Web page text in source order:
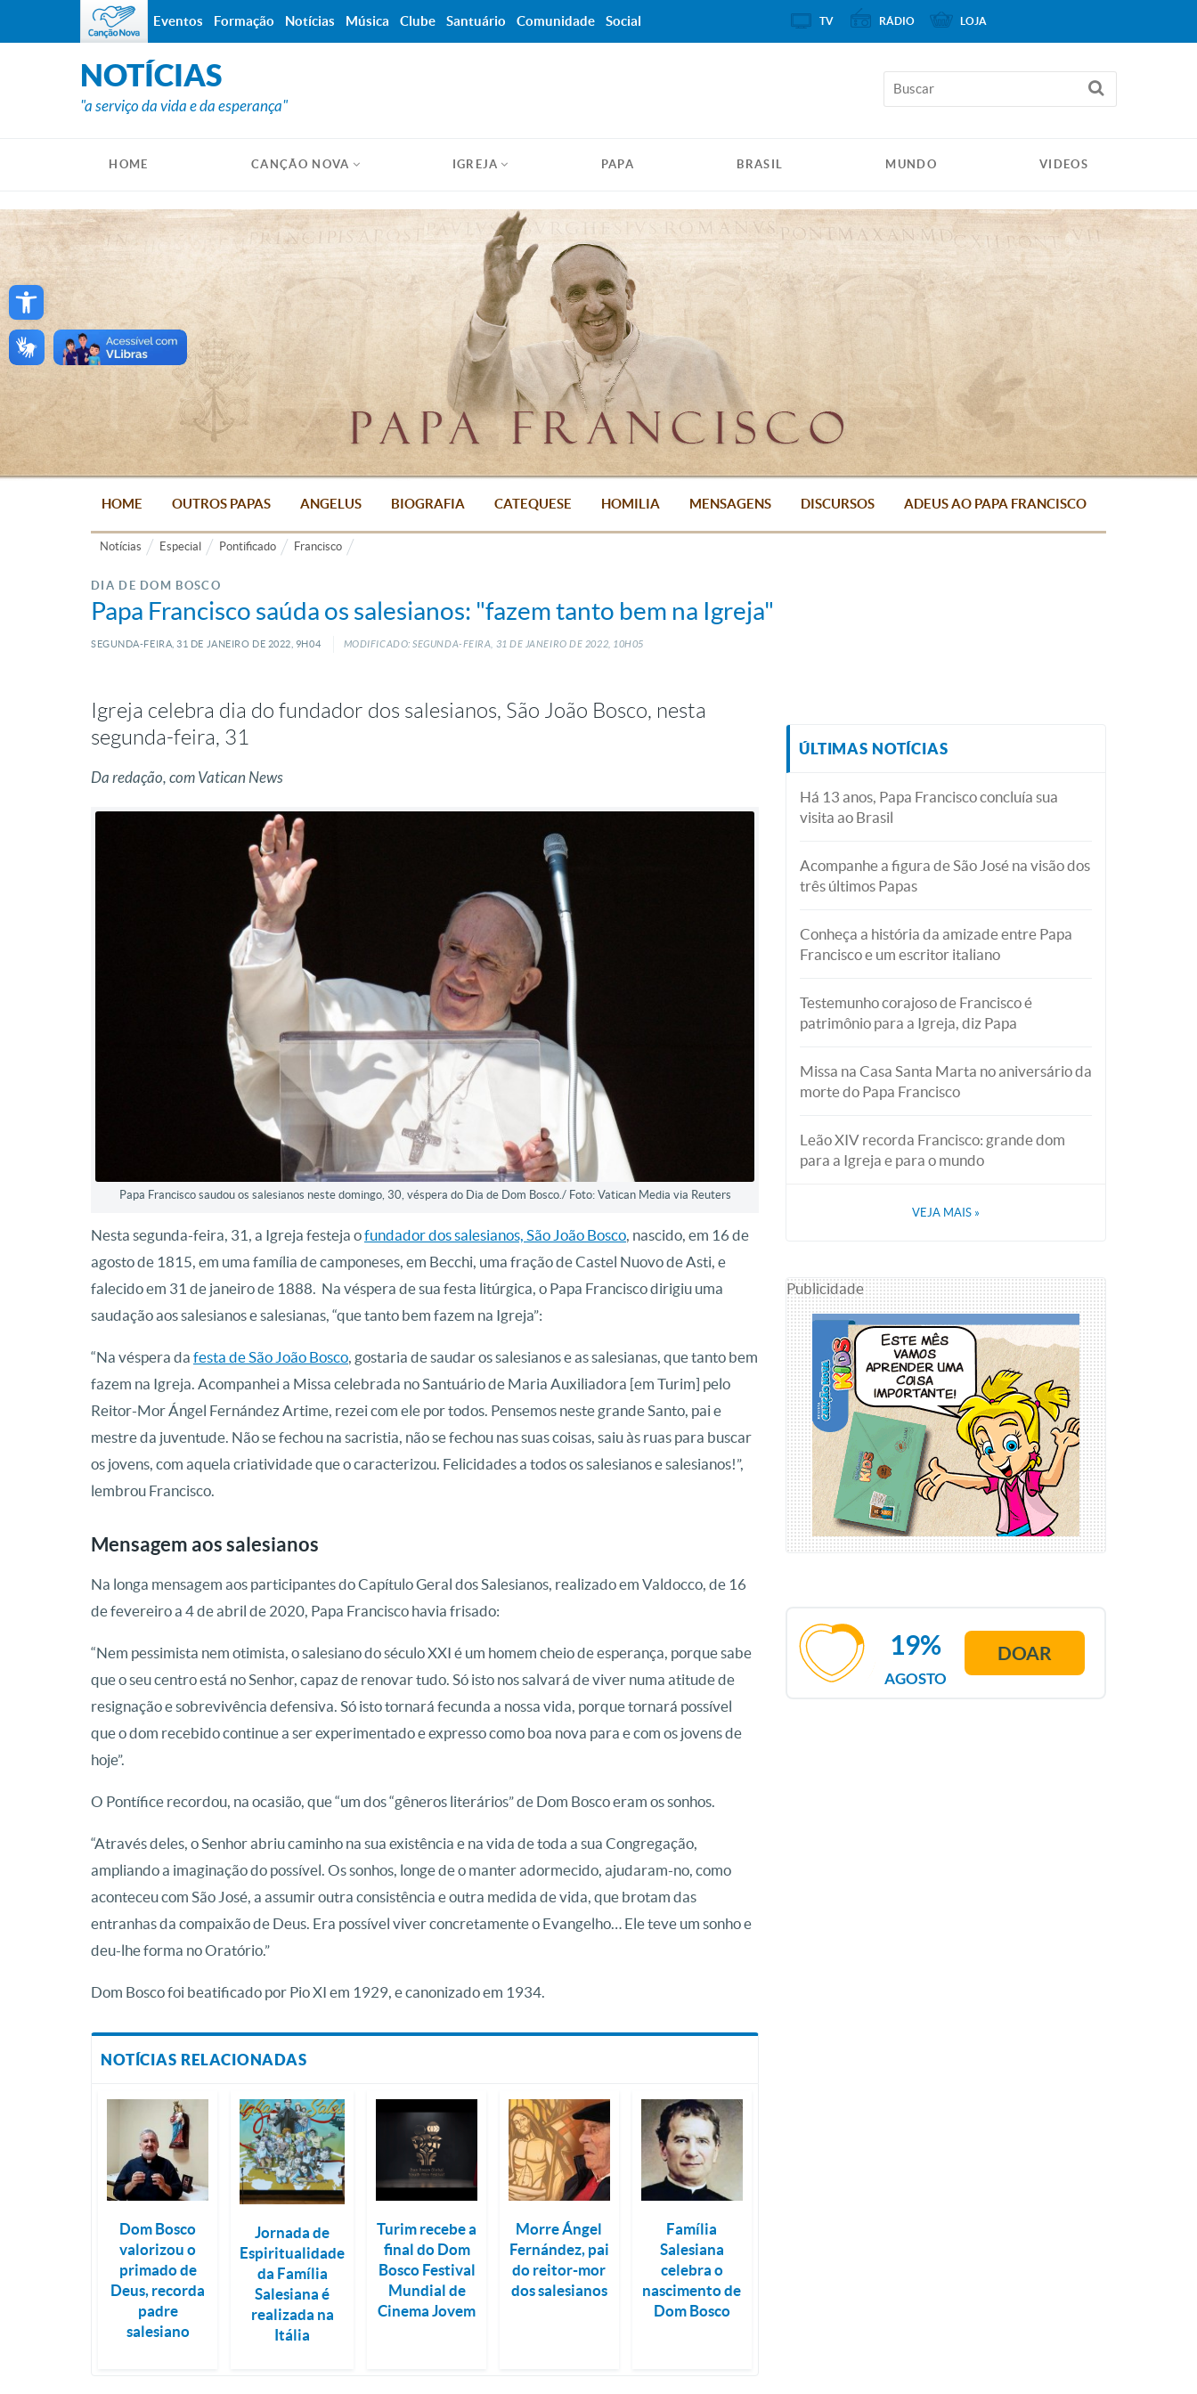
Open toolbar
NOTÍCIAS
"a serviço da vida e da esperança"
HOME CANÇÃO NOVA IGREJA PAPA BRASIL MUNDO VIDEOS
HOME OUTROS PAPAS ANGELUS BIOGRAFIA CATEQUESE HOMILIA MENSAGENS DISCURSOS ADEUS AO PAPA FRANCISCO
Notícias Especial Pontificado Francisco
DIA DE DOM BOSCO
Papa Francisco saúda os salesianos: "fazem tanto bem na Igreja"
SEGUNDA-FEIRA, 31 DE JANEIRO DE 2022, 9H04 MODIFICADO: SEGUNDA-FEIRA, 31 DE JANEIRO DE 2022, 10H05
Igreja celebra dia do fundador dos salesianos, São João Bosco, nesta
segunda-feira, 31
Da redação, com Vatican News
Papa Francisco saudou os salesianos neste domingo, 30, véspera do Dia de Dom Bosco./ Foto: Vatican Media via Reuters
Nesta segunda-feira, 31, a Igreja festeja ofundador dos salesianos, São João Bosco, nascido, em 16 de
agosto de 1815, em uma família de camponeses, em Becchi, uma fração de Castel Nuovo de Asti, e
falecido em 31 de janeiro de 1888. Na véspera de sua festa litúrgica, o Papa Francisco dirigiu uma
saudação aos salesianos e salesianas, “que tanto bem fazem na Igreja”:
“Na véspera da festa de São João Bosco, gostaria de saudar os salesianos e as salesianas, que tanto bem
fazem na Igreja. Acompanhei a Missa celebrada no Santuário de Maria Auxiliadora [em Turim] pelo
Reitor-Mor Ángel Fernández Artime, rezei com ele por todos. Pensemos neste grande Santo, pai e
mestre da juventude. Não se fechou na sacristia, não se fechou nas suas coisas, saiu às ruas para buscar
os jovens, com aquela criatividade que o caracterizou. Felicidades a todos os salesianos e salesianos!”,
lembrou Francisco.
Mensagem aos salesianos
Na longa mensagem aos participantes do Capítulo Geral dos Salesianos, realizado em Valdocco, de 16
de fevereiro a 4 de abril de 2020, Papa Francisco havia frisado:
“Nem pessimista nem otimista, o salesiano do século XXI é um homem cheio de esperança, porque sabe
que o seu centro está no Senhor, capaz de renovar tudo. Só isto nos salvará de viver numa atitude de
resignação e sobrevivência defensiva. Só isto tornará fecunda a nossa vida, porque tornará possível
que o dom recebido continue a ser experimentado e expresso como boa nova para e com os jovens de
hoje”.
O Pontífice recordou, na ocasião, que “um dos “gêneros literários” de Dom Bosco eram os sonhos.
“Através deles, o Senhor abriu caminho na sua existência e na vida de toda a sua Congregação,
ampliando a imaginação do possível. Os sonhos, longe de o manter adormecido, ajudaram-no, como
aconteceu com São José, a assumir outra consistência e outra medida de vida, que brotam das
entranhas da compaixão de Deus. Era possível viver concretamente o Evangelho… Ele teve um sonho e
deu-lhe forma no Oratório.”
Dom Bosco foi beatificado por Pio XI em 1929, e canonizado em 1934.
NOTÍCIAS RELACIONADAS
Dom Bosco
valorizou o
primado de
Deus, recorda
padre
salesiano
Jornada de
Espiritualidade
da Família
Salesiana é
realizada na
Itália
Turim recebe a
final do Dom
Bosco Festival
Mundial de
Cinema Jovem
Morre Ángel
Fernández, pai
do reitor-mor
dos salesianos
Família
Salesiana
celebra o
nascimento de
Dom Bosco
ÚLTIMAS NOTÍCIAS
Há 13 anos, Papa Francisco concluía sua
visita ao Brasil
Acompanhe a figura de São José na visão dos
três últimos Papas
Conheça a história da amizade entre Papa
Francisco e um escritor italiano
Testemunho corajoso de Francisco é
patrimônio para a Igreja, diz Papa
Missa na Casa Santa Marta no aniversário da
morte do Papa Francisco
Leão XIV recorda Francisco: grande dom
para a Igreja e para o mundo
VEJA MAIS »
Publicidade
AGOSTO
19% DOAR
Eventos Formação Notícias Música Clube Santuário Comunidade Social TV RÁDIO LOJA